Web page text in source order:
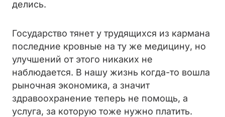
делись.
Государство тянет у трудящихся из кармана
последние кровные на ту же медицину, но
улучшений от этого никаких не
наблюдается. В нашу жизнь когда-то вошла
рыночная экономика, а значит
здравоохранение теперь не помощь, а
услуга, за которую тоже нужно платить.